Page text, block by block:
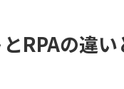
RPAの違